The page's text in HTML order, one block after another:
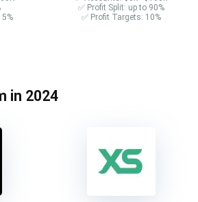
✅ Profit Split: up to 90%
✅ Profit Targets: 10%
in 2024